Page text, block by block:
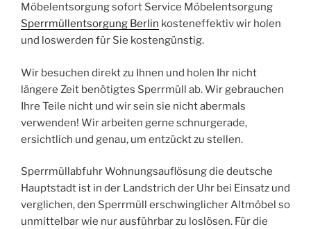
Möbelentsorgung sofort Service Möbelentsorgung
Sperrmüllentsorgung Berlin kosteneffektiv wir holen
und loswerden für Sie kostengünstig.
Wir besuchen direkt zu Ihnen und holen Ihr nicht
längere Zeit benötigtes Sperrmüll ab. Wir gebrauchen
Ihre Teile nicht und wir sein sie nicht abermals
verwenden! Wir arbeiten gerne schnurgerade,
ersichtlich und genau, um entzückt zu stellen.
Sperrmüllabfuhr Wohnungsauflösung die deutsche
Hauptstadt ist in der Landstrich der Uhr bei Einsatz und
verglichen, den Sperrmüll erschwinglicher Altmöbel so
unmittelbar wie nur ausführbar zu loslösen. Für die